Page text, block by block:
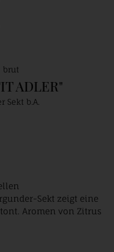
brut
ADLER"
Sekt b.A.
Sekt zeigt eine
Aromen von Zitrus